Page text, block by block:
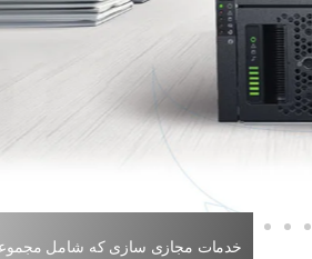
خدمات مجازی سازی که شامل